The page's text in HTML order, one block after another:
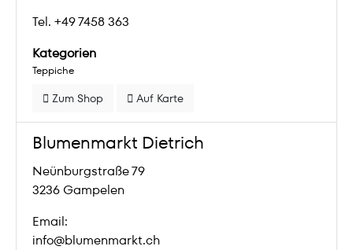
Tel. +49 7458 363
Kategorien
Teppiche
Zum Shop Auf Karte
Blumenmarkt Dietrich
Neünburgstraße 79
3236 Gampelen
Email:
info@blumenmarkt.ch